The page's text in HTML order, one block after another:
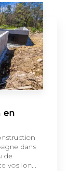
en
dans
de
vos lon...